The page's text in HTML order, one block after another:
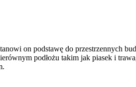
on podstawę do przestrzennych
podłożu takim jak piasek i